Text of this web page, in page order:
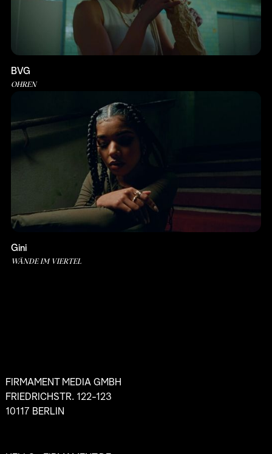
BVG
OHREN
Gini
WÄNDE IM VIERTEL
FIRMAMENT MEDIA GMBH
FRIEDRICHSTR. 122-123
10117 BERLIN